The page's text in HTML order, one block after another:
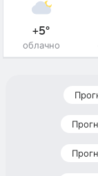
+5°
облачно